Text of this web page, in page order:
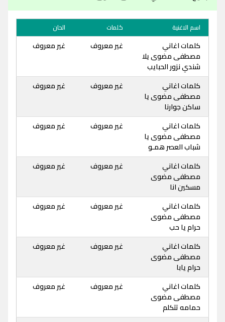
اسم الاغنية كلمات الحان
كلمات اغاني
مصطفى مضوى يلا
شندي نزور الحبايب
غير معروف غير معروف
كلمات اغاني
مصطفى مضوى يا
ساكن جوارنا
غير معروف غير معروف
كلمات اغاني
مصطفى مضوى يا
شباب العصر همـو
غير معروف غير معروف
كلمات اغاني
مصطفى مضوى
مسكين انا
غير معروف غير معروف
كلمات اغاني
مصطفى مضوى
حرام يا حب
غير معروف غير معروف
كلمات اغاني
مصطفى مضوى
حرام يابا
غير معروف غير معروف
كلمات اغاني
مصطفى مضوى
حمامه تتكلم
غير معروف غير معروف